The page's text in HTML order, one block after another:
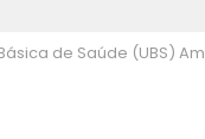
(UBS) Amazonas/Areão é arrombada em Itabira